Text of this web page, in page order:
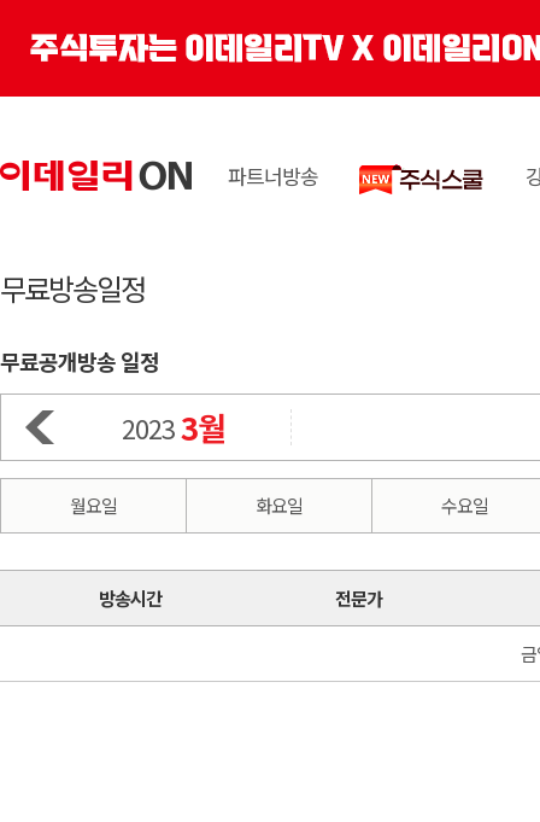
파트너방송
무료방송일정
무료공개방송 일정
20233월
월요일 화요일 수요일
방송시간 전문가